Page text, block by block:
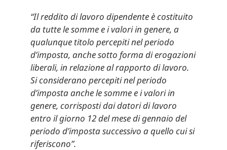
“Il reddito di lavoro dipendente è costituito
da tutte le somme e i valori in genere, a
qualunque titolo percepiti nel periodo
d’imposta, anche sotto forma di erogazioni
liberali, in relazione al rapporto di lavoro.
Si considerano percepiti nel periodo
d’imposta anche le somme e i valori in
genere, corrisposti dai datori di lavoro
entro il giorno 12 del mese di gennaio del
periodo d’imposta successivo a quello cui si
riferiscono”.